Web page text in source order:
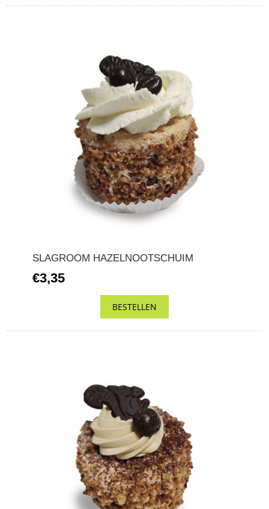
SLAGROOM HAZELNOOTSCHUIM
€3,35